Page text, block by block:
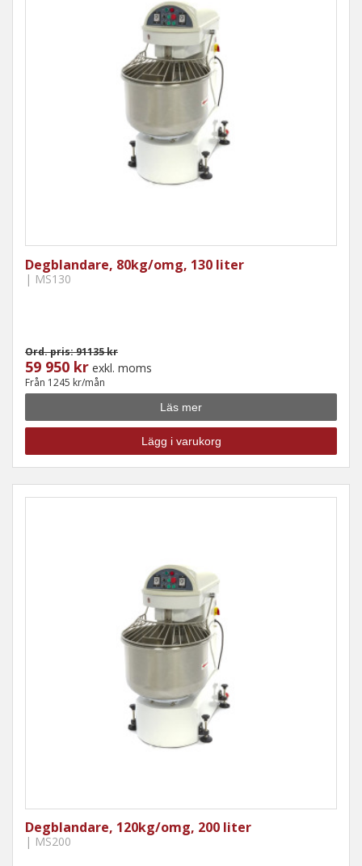
Degblandare, 80kg/omg, 130 liter
| MS130
Ord. pris: 91135 kr
59 950 kr exkl. moms
Från 1245 kr/mån
Läs mer
Lägg i varukorg
Degblandare, 120kg/omg, 200 liter
| MS200